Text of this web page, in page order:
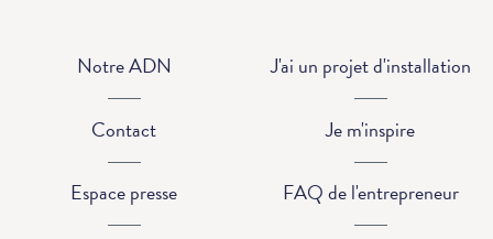
Notre ADN
Contact
Espace presse
J'ai un projet d'installation
Je m'inspire
FAQ de l'entrepreneur